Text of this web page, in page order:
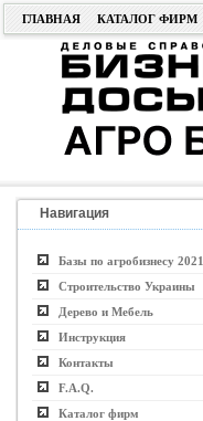
ГЛАВНАЯ КАТАЛОГ ФИРМ
Навигация
Базы по агробизнесу 2021
Строительство Украины
Дерево и Мебель
Инструкция
Контакты
F.A.Q.
Каталог фирм